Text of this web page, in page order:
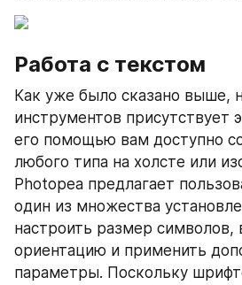
Работа с текстом
Как уже было сказано выше,
инструментов присутствует
его помощью вам доступно
любого типа на холсте или
Photopea предлагает
один из множества
настроить размер символов,
ориентацию и применить
параметры. Поскольку